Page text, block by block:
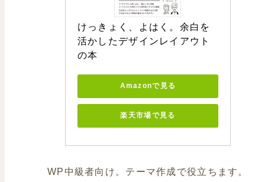
けっきょく、よはく。余白を
活かしたデザインレイアウト
の本
Amazonで見る
楽天市場で見る
WP中級者向け。テーマ作成で役立ちます。